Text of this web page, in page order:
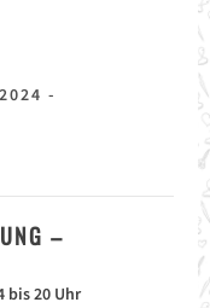
–
bis 20 Uhr